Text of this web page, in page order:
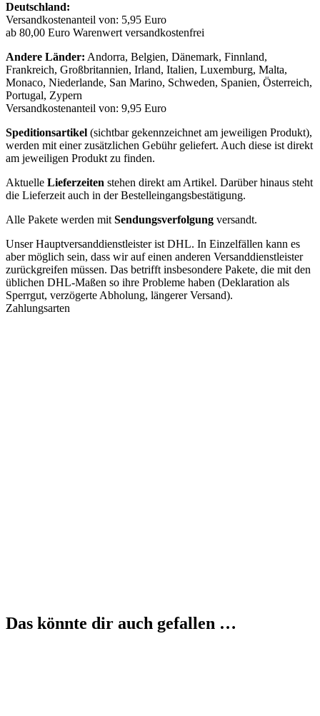
Deutschland:
Versandkostenanteil von: 5,95 Euro
ab 80,00 Euro Warenwert versandkostenfrei
Andere Länder: Andorra, Belgien, Dänemark, Finnland,
Frankreich, Großbritannien, Irland, Italien, Luxemburg, Malta,
Monaco, Niederlande, San Marino, Schweden, Spanien, Österreich,
Portugal, Zypern
Versandkostenanteil von: 9,95 Euro
Speditionsartikel (sichtbar gekennzeichnet am jeweiligen Produkt),
werden mit einer zusätzlichen Gebühr geliefert. Auch diese ist direkt
am jeweiligen Produkt zu finden.
Aktuelle Lieferzeiten stehen direkt am Artikel. Darüber hinaus steht
die Lieferzeit auch in der Bestelleingangsbestätigung.
Alle Pakete werden mit Sendungsverfolgung versandt.
Unser Hauptversanddienstleister ist DHL. In Einzelfällen kann es
aber möglich sein, dass wir auf einen anderen Versanddienstleister
zurückgreifen müssen. Das betrifft insbesondere Pakete, die mit den
üblichen DHL-Maßen so ihre Probleme haben (Deklaration als
Sperrgut, verzögerte Abholung, längerer Versand).
Zahlungsarten
Das könnte dir auch gefallen …